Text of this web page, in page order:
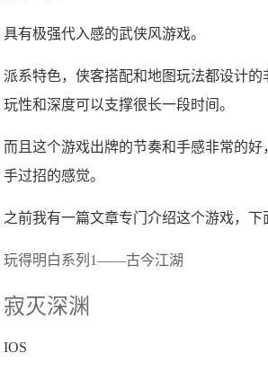
具有极强代入感的武侠风游戏。
派系特色，侠客搭配和地图玩法都设计
玩性和深度可以支撑很长一段时间。
而且这个游戏出牌的节奏和手感非常的好
手过招的感觉。
之前我有一篇文章专门介绍这个游戏，下
玩得明白系列1——古今江湖
寂灭深渊
IOS